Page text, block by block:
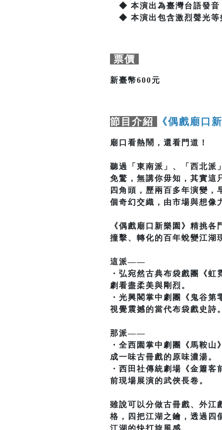
◆ 本演出為臺灣台語發音
◆ 本演出包含激烈聲光等
票價
新臺幣600元
節目介紹 《偶戲廟口
廟口看熱鬧，還看門道！
聽過「東南派」、「西北派
免驚，無講你毋知，其實這
四角頭，歷兩百多年演變
個奇幻交織，由市場與想
《偶戲廟口新樂園》精挑
撞擊、轉化的百年蛻變江湖
這派——
・弘宛然古典布袋戲團《
劇看盡柔美與剛烈。
・光興閣掌中劇團《鬼谷
視覺震撼的當代布袋戲史詩
那派——
・全西園掌中劇團《馬鞍
成一味古冊戲的原味濃湯。
・西田社傳統劇場《金簫
前現場展演的武俠長卷。
雖說可以分做古冊戲、外江
格，四把江湖之鑰，透過四